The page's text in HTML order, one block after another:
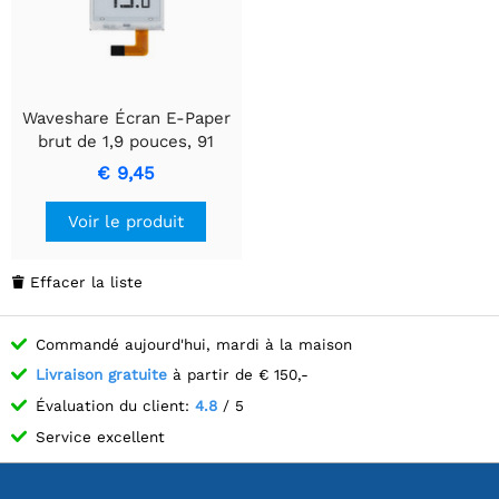
Waveshare Écran E-Paper
brut de 1,9 pouces, 91
segments, bus I2C, idéal
pour thermomètre et
hygromètre,
humidificateur, compteur
€ 9,45
Voir le produit
 Effacer la liste
Commandé aujourd'hui, mardi à la maison
Livraison gratuite à partir de € 150,-
Évaluation du client: 4.8 / 5
Service excellent